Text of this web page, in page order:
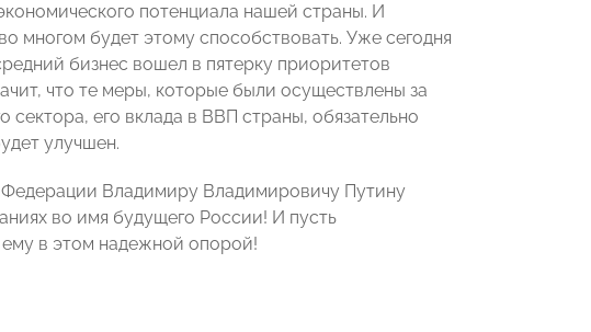
потенциала нашей страны. И
многом будет этому способствовать. Уже сегодня
бизнес вошел в пятерку приоритетов
что те меры, которые были осуществлены за
сектора, его вклада в ВВП страны, обязательно
улучшен.
Владимиру Владимировичу Путину
во имя будущего России! И пусть
в этом надежной опорой!